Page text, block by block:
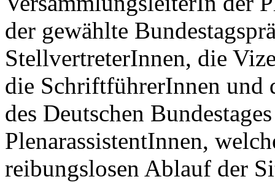
der gewählte
StellvertreterInnen, die
die SchriftführerInnen
des Deutschen
PlenarassistentInnen,
reibungslosen Ablauf der